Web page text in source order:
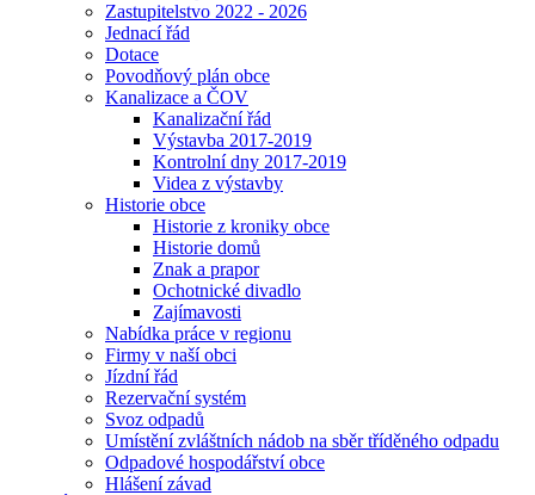
Zastupitelstvo 2022 - 2026
Jednací řád
Dotace
Povodňový plán obce
Kanalizace a ČOV
Kanalizační řád
Výstavba 2017-2019
Kontrolní dny 2017-2019
Videa z výstavby
Historie obce
Historie z kroniky obce
Historie domů
Znak a prapor
Ochotnické divadlo
Zajímavosti
Nabídka práce v regionu
Firmy v naší obci
Jízdní řád
Rezervační systém
Svoz odpadů
Umístění zvláštních nádob na sběr tříděného odpadu
Odpadové hospodářství obce
Hlášení závad